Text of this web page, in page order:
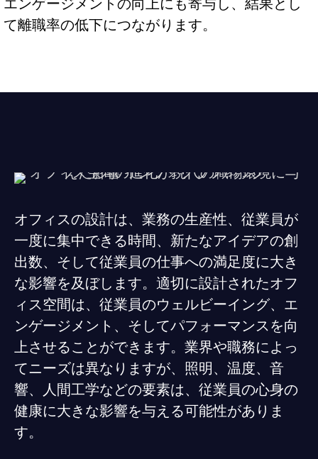
て離職率の低下につながります。
オフィスの設計は、業務の生産性、従業員が
一度に集中できる時間、新たなアイデアの創
出数、そして従業員の仕事への満足度に大き
な影響を及ぼします。適切に設計されたオフ
ィス空間は、従業員のウェルビーイング、エ
ンゲージメント、そしてパフォーマンスを向
上させることができます。業界や職務によっ
てニーズは異なりますが、照明、温度、音
響、人間工学などの要素は、従業員の心身の
健康に大きな影響を与える可能性がありま
す。